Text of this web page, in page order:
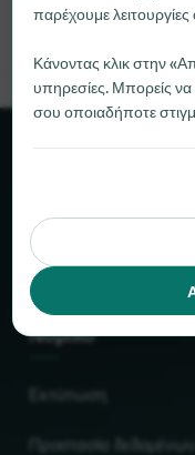
Στοιχεία και αριθμοί
Συνεργάτες
Νομικό
Εκτύπωση
Προστασία δεδομένων
παρέχουμε
Κάνοντας κλικ στην
υπηρεσίες. Μπορείς να
σου οποιαδήποτε